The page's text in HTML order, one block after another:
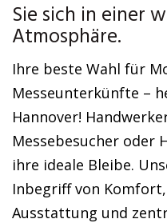
Sie sich in einer
Atmosphäre.
Ihre beste Wahl für
Messeunterkünfte –
Hannover!
Messebesucher oder
ihre ideale Bleibe.
Inbegriff von
Ausstattung und